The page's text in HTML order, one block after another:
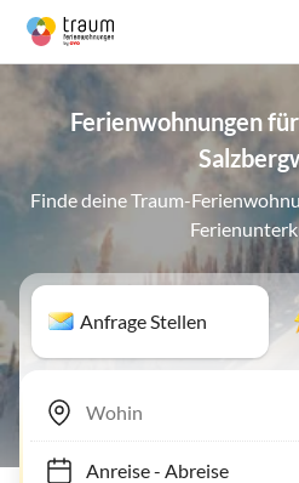
Ferienwohnungen
Finde deine Traum-
Anfrage Stellen
Anreise- Abreise